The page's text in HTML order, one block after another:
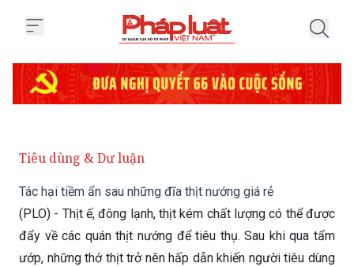
Tác hại tiềm ẩn sau những đĩa thịt nướng giá rẻ
đẩy về các quán thịt nướng để tiêu thụ. Sau khi qua tẩm
ướp, những thớ thịt trở nên hấp dẫn khiến người tiêu dùng
không màng đến sức khỏe của bản thân.